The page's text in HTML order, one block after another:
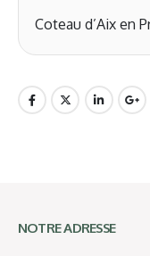
Coteau d’Aix en
NOTRE ADRESSE